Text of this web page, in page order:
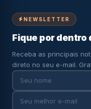
NEWSLETTER
Fique por dentro
Receba as principais
direto no seu e-mail.